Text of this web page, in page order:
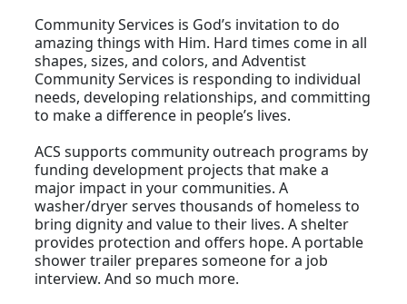
Community Services is God’s invitation to do
amazing things with Him. Hard times come in all
shapes, sizes, and colors, and Adventist
Community Services is responding to individual
needs, developing relationships, and committing
to make a difference in people’s lives.
ACS supports community outreach programs by
funding development projects that make a
major impact in your communities. A
washer/dryer serves thousands of homeless to
bring dignity and value to their lives. A shelter
provides protection and offers hope. A portable
shower trailer prepares someone for a job
interview. And so much more.